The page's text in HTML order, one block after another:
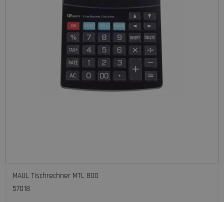
MAUL Tischrechner MTL 800
57018